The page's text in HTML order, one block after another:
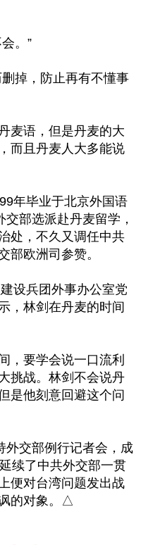
。”
掉，防止再有不懂事
麦语，但是丹麦的大
而且丹麦人大多能说
年毕业于北京外国语
交部选派赴丹麦留学，
处，不久又调任中共
部欧洲司参赞。
设兵团外事办公室党
，林剑在丹麦的时间
，要学会说一口流利
挑战。林剑不会说丹
是他刻意回避这个问
外交部例行记者会，成
续了中共外交部一贯
便对台湾问题发出战